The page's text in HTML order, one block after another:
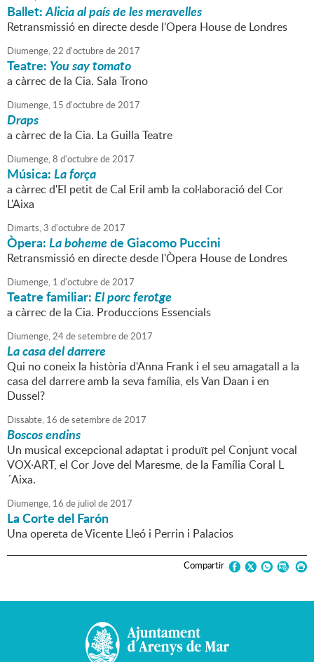
Ballet:Alicia al país de les meravelles
Retransmissió en directe desde l'Opera House de Londres
Diumenge,22 d'octubrede2017
Teatre: You say tomato
a càrrec de la Cia. Sala Trono
Diumenge, 15 d'octubrede2017
Draps
a càrrec de la Cia. La Guilla Teatre
Diumenge,8 d'octubrede2017
Música:La força
a càrrec d'El petit de Cal Eril amb la col·laboració del Cor
L'Aixa
Dimarts,3 d'octubrede2017
Òpera:La bohemede Giacomo Puccini
Retransmissió en directe desde l'Òpera House de Londres
Diumenge, 1 d'octubrede2017
Teatre familiar:El porc ferotge
a càrrec de la Cia. Produccions Essencials
Diumenge,24desetembrede2017
La casa del darrere
Qui no coneix la història d'Anna Frank i el seu amagatall a la
casa del darrere amb la seva família, els Van Daan i en
Dussel?
Dissabte, 16 desetembrede2017
Boscos endins
Un musical excepcional adaptat i produït pel Conjunt vocal
VOX·ART, el Cor Jove del Maresme, de la Família Coral L
´Aixa.
Diumenge, 16 de juliol de2017
La Corte del Farón
Una opereta de Vicente Lleó i Perrin i Palacios
Compartir